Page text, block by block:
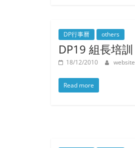
DP行事曆 others
DP19 組長培訓
18/12/2010 website
Read more